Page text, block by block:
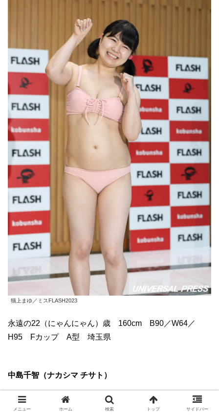
猫上まゆ／ミスFLASH2023
永遠の22（にゃんにゃん）歳 160cm B90／W64／
H95 Fカップ A型 埼玉県
中島千智（ナカシマ チサト）
メニュー ホーム 検索 トップ サイドバー